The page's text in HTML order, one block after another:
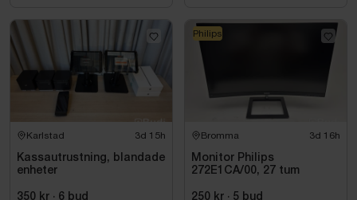
Karlstad 3d 15h
Kassautrustning, blandade
enheter
350 kr · 6 bud
Bromma 3d 16h
Monitor Philips
272E1CA/00, 27 tum
250 kr · 5 bud
Philips